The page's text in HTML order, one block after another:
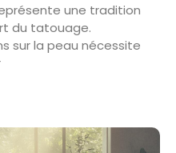
une tradition
du tatouage.
sur la peau nécessite